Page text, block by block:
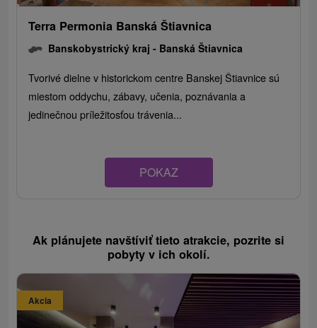
Terra Permonia Banská Štiavnica
Banskobystrický kraj - Banská Štiavnica
Tvorivé dielne v historickom centre Banskej Štiavnice sú
miestom oddychu, zábavy, učenia, poznávania a
jedinečnou príležitosťou trávenia...
POKAZ
Ak plánujete navštíviť tieto atrakcie, pozrite si
pobyty v ich okolí.
Akcia